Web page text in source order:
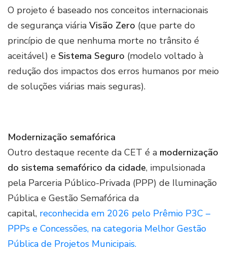
O projeto é baseado nos conceitos internacionais
de segurança viária Visão Zero (que parte do
princípio de que nenhuma morte no trânsito é
aceitável) e Sistema Seguro (modelo voltado à
redução dos impactos dos erros humanos por meio
de soluções viárias mais seguras).
Modernização semafórica
Outro destaque recente da CET é a modernização
do sistema semafórico da cidade, impulsionada
pela Parceria Público-Privada (PPP) de Iluminação
Pública e Gestão Semafórica da
capital, reconhecida em 2026 pelo Prêmio P3C –
PPPs e Concessões, na categoria Melhor Gestão
Pública de Projetos Municipais.